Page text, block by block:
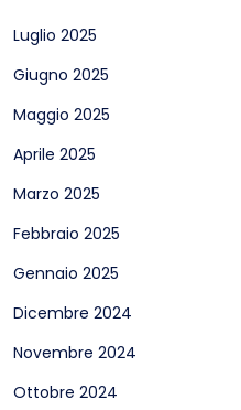
Luglio 2025
Giugno 2025
Maggio 2025
Aprile 2025
Marzo 2025
Febbraio 2025
Gennaio 2025
Dicembre 2024
Novembre 2024
Ottobre 2024